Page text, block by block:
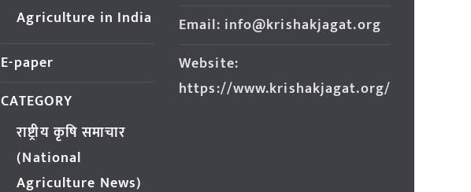
Agriculture in India
E-paper
CATEGORY
राष्ट्रीय कृषि समाचार
(National
Agriculture News)
Email: info@krishakjagat.org
Website:
https://www.krishakjagat.org/